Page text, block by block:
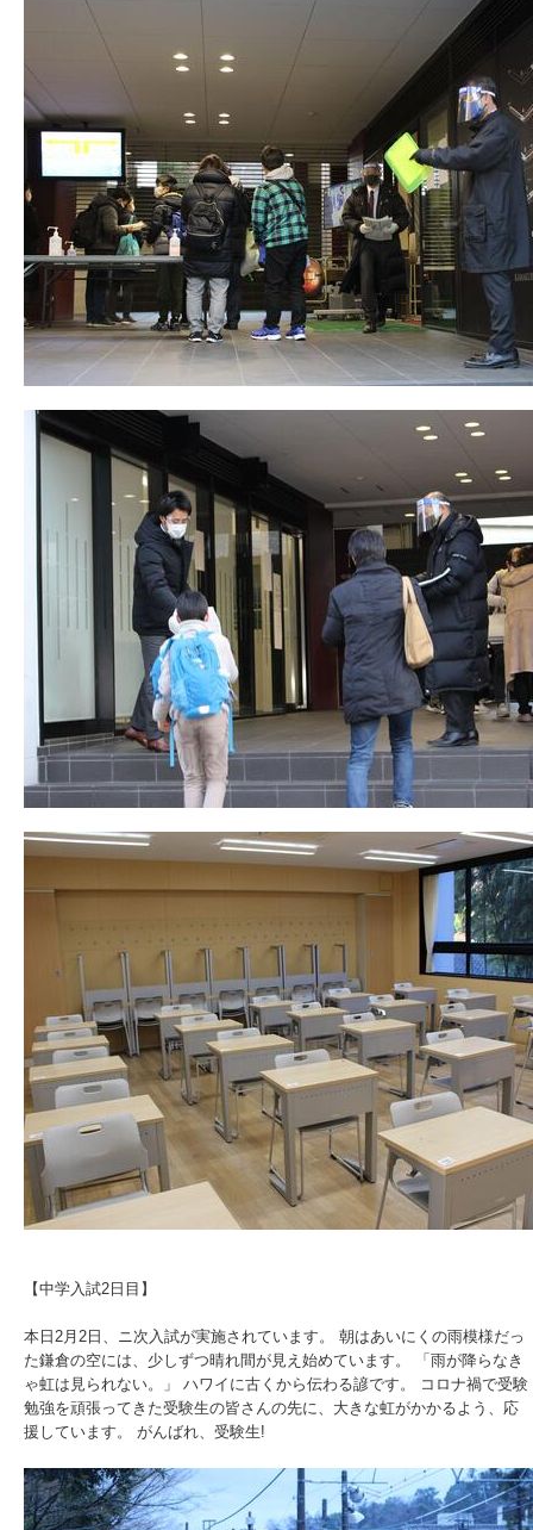
【中学入試2日目】
本日2月2日、ニ次入試が実施されています。 朝はあいにくの雨模様だっ
た鎌倉の空には、少しずつ晴れ間が見え始めています。 「雨が降らなき
ゃ虹は見られない。」 ハワイに古くから伝わる諺です。 コロナ禍で受験
勉強を頑張ってきた受験生の皆さんの先に、大きな虹がかかるよう、応
援しています。 がんばれ、受験生!